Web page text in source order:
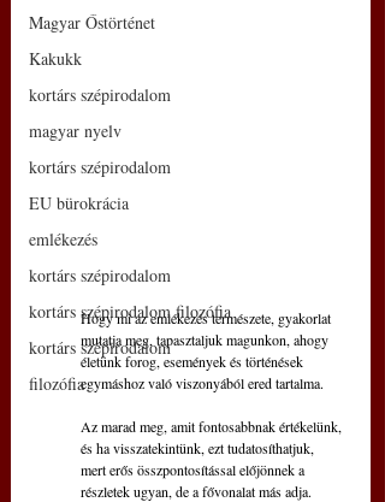
Magyar Őstörténet
Kakukk
kortárs szépirodalom
magyar nyelv
kortárs szépirodalom
EU bürokrácia
emlékezés
kortárs szépirodalom
kortárs szépirodalom filozófia
kortárs szépirodalom
filozófia
Hogy mi az emlékezés természete, gyakorlat
mutatja meg, tapasztaljuk magunkon, ahogy
életünk forog, események és történések
egymáshoz való viszonyából ered tartalma.
Az marad meg, amit fontosabbnak értékelünk,
és ha visszatekintünk, ezt tudatosíthatjuk,
mert erős összpontosítással előjönnek a
részletek ugyan, de a fővonalat más adja.